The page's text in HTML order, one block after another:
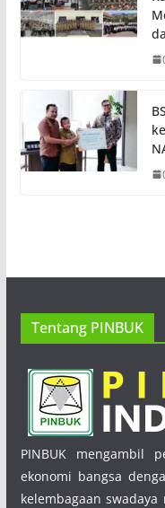
Tentang PINBUK
PINBUK mengambil
ekonomi bangsa
kelembagaan